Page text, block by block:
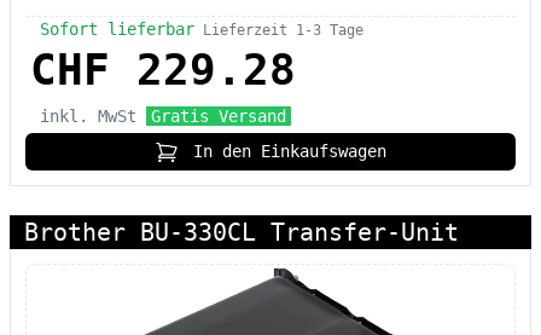
Sofort lieferbar Lieferzeit 1-3 Tage
CHF 229.28
inkl. MwSt
Gratis Versand
In den Einkaufswagen
Brother BU-330CL Transfer-Unit